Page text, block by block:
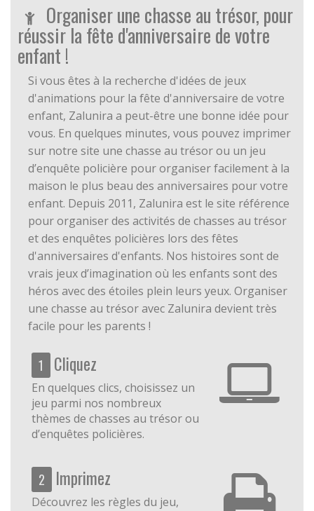
Organiser une chasse au trésor, pour
réussir la fête d'anniversaire de votre
enfant !
Si vous êtes à la recherche d'idées de jeux
d'animations pour la fête d'anniversaire de votre
enfant, Zalunira a peut-être une bonne idée pour
vous. En quelques minutes, vous pouvez imprimer
sur notre site une chasse au trésor ou un jeu
d’enquête policière pour organiser facilement à la
maison le plus beau des anniversaires pour votre
enfant. Depuis 2011, Zalunira est le site référence
pour organiser des activités de chasses au trésor
et des enquêtes policières lors des fêtes
d'anniversaires d'enfants. Nos histoires sont de
vrais jeux d’imagination où les enfants sont des
héros avec des étoiles plein leurs yeux. Organiser
une chasse au trésor avec Zalunira devient très
facile pour les parents !
1 Cliquez
En quelques clics, choisissez un
jeu parmi nos nombreux
thèmes de chasses au trésor ou
d’enquêtes policières.
2 Imprimez
Découvrez les règles du jeu,